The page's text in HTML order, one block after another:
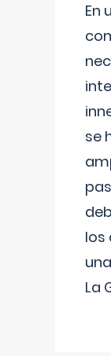
En
se
los
La